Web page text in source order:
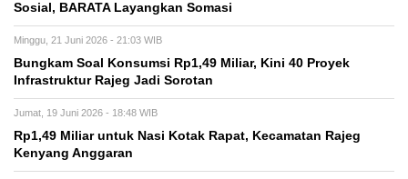
Sosial, BARATA Layangkan Somasi
Minggu, 21 Juni 2026 - 21:03 WIB
Bungkam Soal Konsumsi Rp1,49 Miliar, Kini 40 Proyek
Infrastruktur Rajeg Jadi Sorotan
Jumat, 19 Juni 2026 - 18:48 WIB
Rp1,49 Miliar untuk Nasi Kotak Rapat, Kecamatan Rajeg
Kenyang Anggaran